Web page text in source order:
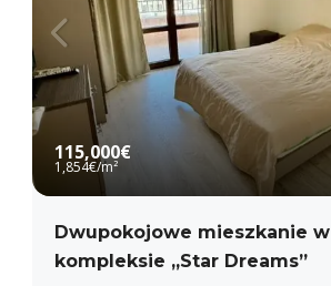
115,000€
1,854€/m²
Dwupokojowe mieszkanie w
kompleksie „Star Dreams”